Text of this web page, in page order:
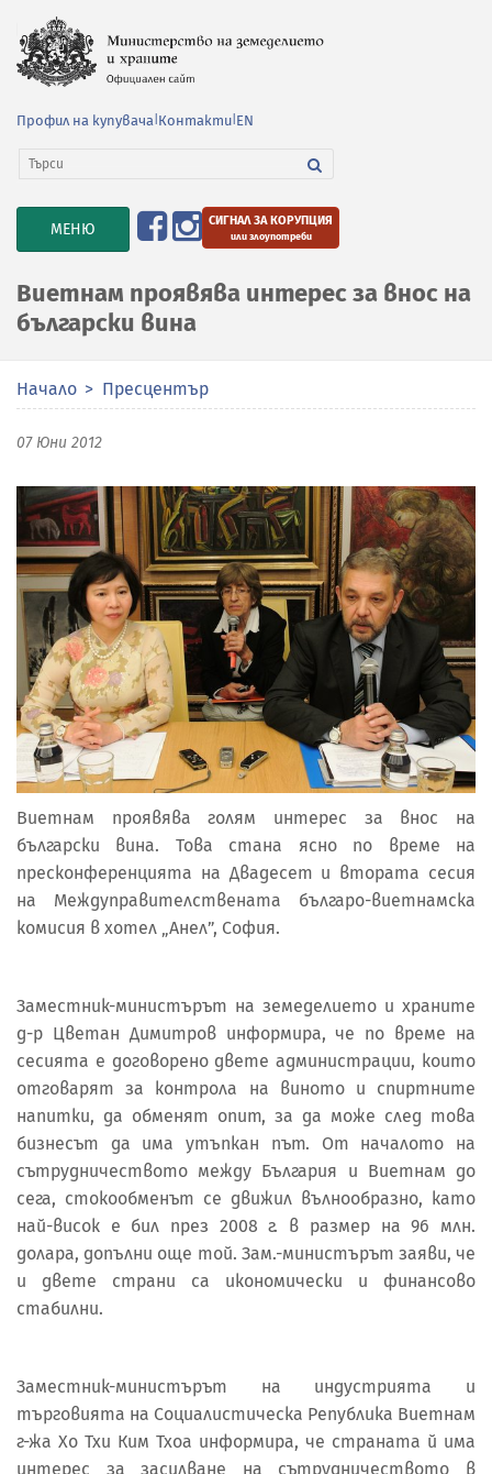
Профил на купувача Контакти EN
TOGGLE
NAVIGATION
МЕНЮ СИГНАЛ ЗА КОРУПЦИЯ
или злоупотреби
Виетнам проявява интерес за внос на
български вина
Начало Пресцентър
07 Юни 2012
Виетнам проявява голям интерес за внос на
български вина. Това стана ясно по време на
пресконференцията на Двадесет и втората сесия
на Междуправителствената българо-виетнамска
комисия в хотел „Анел”, София.
Заместник-министърът на земеделието и храните
д-р Цветан Димитров информира, че по време на
сесията е договорено двете администрации, които
отговарят за контрола на виното и спиртните
напитки, да обменят опит, за да може след това
бизнесът да има утъпкан път. От началото на
сътрудничеството между България и Виетнам до
сега, стокообменът се движил вълнообразно, като
най-висок е бил през 2008 г. в размер на 96 млн.
долара, допълни още той. Зам.-министърът заяви, че
и двете страни са икономически и финансово
стабилни.
Заместник-министърът на индустрията и
търговията на Социалистическа Република Виетнам
г-жа Хо Тхи Ким Тхоа информира, че страната й има
интерес за засилване на сътрудничеството в